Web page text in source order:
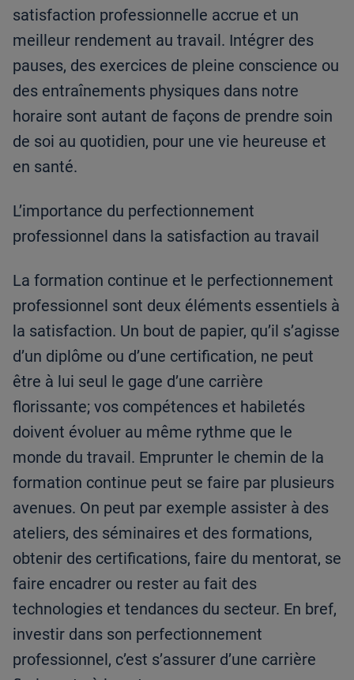
satisfaction professionnelle accrue et un
meilleur rendement au travail. Intégrer des
pauses, des exercices de pleine conscience ou
des entraînements physiques dans notre
horaire sont autant de façons de prendre soin
de soi au quotidien, pour une vie heureuse et
en santé.
L’importance du perfectionnement
professionnel dans la satisfaction au travail
La formation continue et le perfectionnement
professionnel sont deux éléments essentiels à
la satisfaction. Un bout de papier, qu’il s’agisse
d’un diplôme ou d’une certification, ne peut
être à lui seul le gage d’une carrière
florissante; vos compétences et habiletés
doivent évoluer au même rythme que le
monde du travail. Emprunter le chemin de la
formation continue peut se faire par plusieurs
avenues. On peut par exemple assister à des
ateliers, des séminaires et des formations,
obtenir des certifications, faire du mentorat, se
faire encadrer ou rester au fait des
technologies et tendances du secteur. En bref,
investir dans son perfectionnement
professionnel, c’est s’assurer d’une carrière